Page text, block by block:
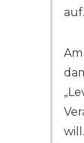
auf.